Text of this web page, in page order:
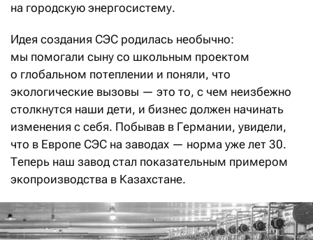
на городскую энергосистему.
Идея создания СЭС родилась необычно:
мы помогали сыну со школьным проектом
о глобальном потеплении и поняли, что
экологические вызовы — это то, с чем неизбежно
столкнутся наши дети, и бизнес должен начинать
изменения с себя. Побывав в Германии, увидели,
что в Европе СЭС на заводах — норма уже лет 30.
Теперь наш завод стал показательным примером
экопроизводства в Казахстане.